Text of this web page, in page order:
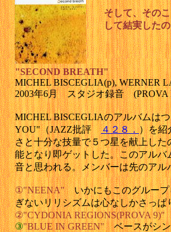
そして、その
して結実した
"SECOND BREATH"
MICHEL BISCEGLIA(p), WERNER
2003年6月 スタジオ録音 (PROVA
MICHEL BISCEGLIAのアルバムは
YOU"（JAZZ批評４２８．）を紹
さと十分な技量で５つ星を献上し
能となり即ゲットした。このアル
音と思われる。メンバーは先のアル
①"NEENA"いかにもこのグループ
ぎないリリシズムは心なしかさっぱ
②"CYDONIA REGIONS(PROVA 9)"
③"BLUE IN GREEN"ベースがシン